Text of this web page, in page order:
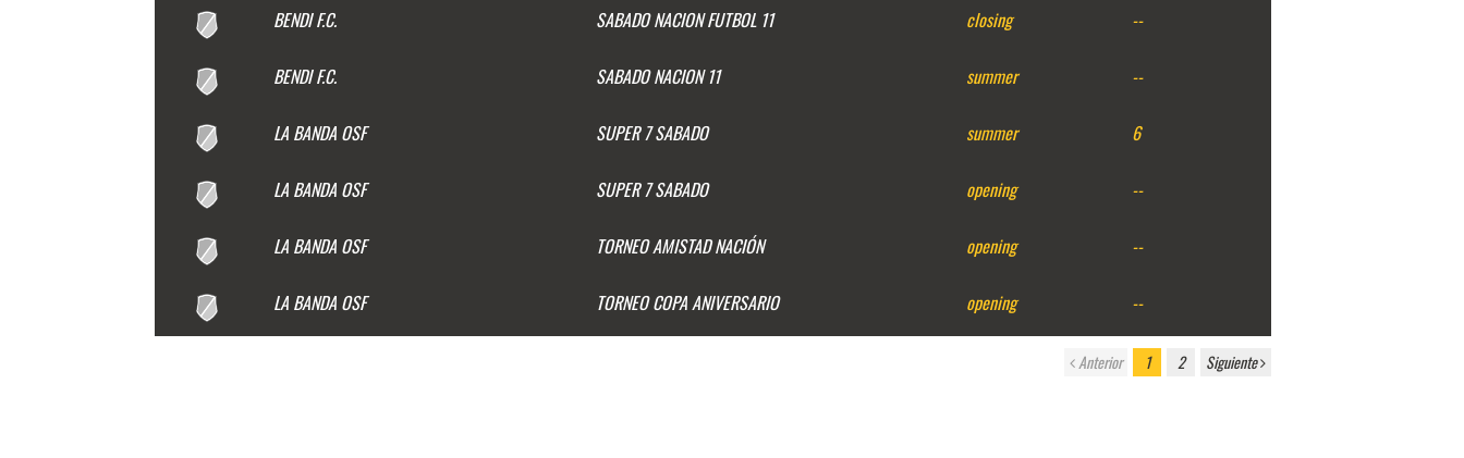
BENDI F.C. SABADO NACION FUTBOL 11 closing --
BENDI F.C. SABADO NACION 11 summer --
LA BANDA OSF SUPER 7 SABADO summer 6
LA BANDA OSF SUPER 7 SABADO opening --
LA BANDA OSF TORNEO AMISTAD NACIÓN opening --
LA BANDA OSF TORNEO COPA ANIVERSARIO opening --
Anterior 1 2 Siguiente